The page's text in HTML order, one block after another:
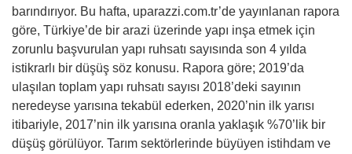
barındırıyor. Bu hafta, uparazzi.com.tr’de yayınlanan rapora
göre, Türkiye’de bir arazi üzerinde yapı inşa etmek için
zorunlu başvurulan yapı ruhsatı sayısında son 4 yılda
istikrarlı bir düşüş söz konusu. Rapora göre; 2019’da
ulaşılan toplam yapı ruhsatı sayısı 2018’deki sayının
neredeyse yarısına tekabül ederken, 2020’nin ilk yarısı
itibariyle, 2017’nin ilk yarısına oranla yaklaşık %70’lik bir
düşüş görülüyor. Tarım sektörlerinde büyüyen istihdam ve